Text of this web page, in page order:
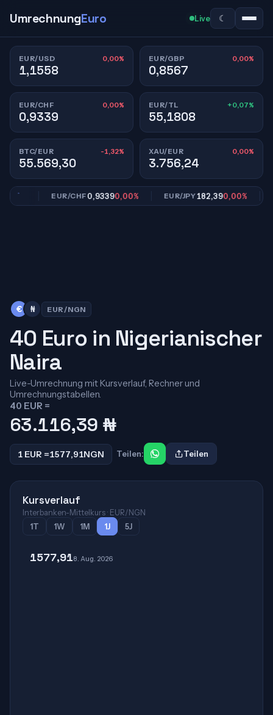
UmrechnungEuro Live ☾
EUR/USD 0,00%
1,1558
EUR/GBP 0,00%
0,8567
EUR/CHF 0,00%
0,9339
EUR/TL +0,07%
55,1808
BTC/EUR -1,32%
55.569,30
XAU/EUR 0,00%
3.756,24
EUR/CHF0,93390,00% EUR/JPY182,390,00%
€ ₦ EUR/NGN
40 Euro in Nigerianischer
Naira
Live-Umrechnung mit Kursverlauf, Rechner und
Umrechnungstabellen.
40 EUR =
63.116,39 ₦
1 EUR =1577,91NGN Teilen: Teilen
Kursverlauf
Interbanken-Mittelkurs · EUR/NGN
1T
1W 1M 1J 5J
1577,918. Aug. 2026